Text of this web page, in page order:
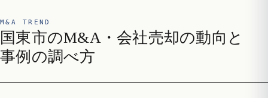
M&A TREND
国東市のM&A・会社売却の動向と
事例の調べ方